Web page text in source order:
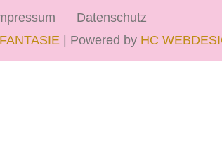
Datenschutz
| Powered by HC